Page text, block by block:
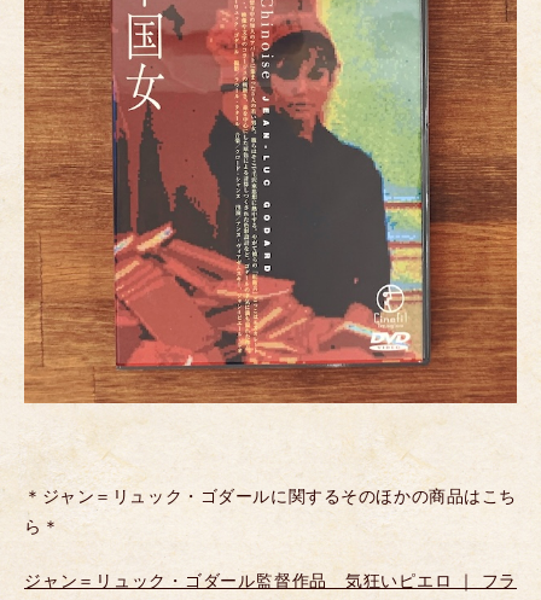
＊ジャン＝リュック・ゴダールに関するそのほかの商品はこち
ら＊
ジャン＝リュック・ゴダール監督作品 気狂いピエロ ｜ フラ